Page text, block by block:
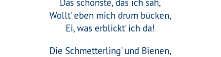
Das schönste, das ich sah,
Wollt' eben mich drum bücken,
Ei, was erblickt' ich da!
Die Schmetterling' und Bienen,